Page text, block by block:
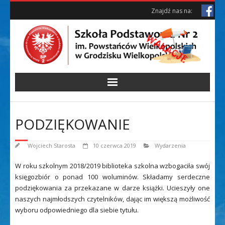
Skip
Skip
Znajdź nas na:
PODZIĘKOWANIE
Wojciech Starosta 10 czerwca 2019 Wydarzenia
W roku szkolnym 2018/2019 biblioteka szkolna wzbogaciła swój
księgozbiór o ponad 100 woluminów. Składamy serdeczne
podziękowania za przekazane w darze książki. Ucieszyły one
naszych najmłodszych czytelników, dając im większą możliwość
wyboru odpowiedniego dla siebie tytułu.